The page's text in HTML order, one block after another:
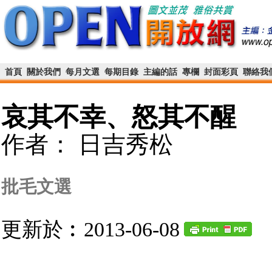
首頁 關於我們 每月文選 每期目錄 主編的話 專欄 封面彩頁 聯絡我
哀其不幸、怒其不醒
作者： 日吉秀松
批毛文選
更新於︰2013-06-08